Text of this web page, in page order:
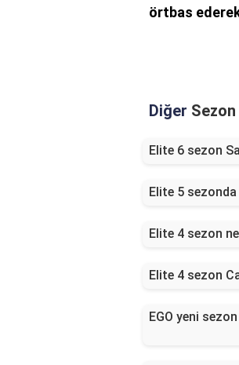
örtbas
Diğer Sezon
Elite 6 sezon
Elite 5
Elite 4 sezon
Elite 4 sezon
EGO yeni